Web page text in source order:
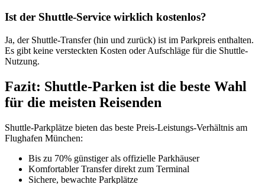
Ist der Shuttle-Service wirklich kostenlos?
Ja, der Shuttle-Transfer (hin und zurück) ist im Parkpreis enthalten.
Es gibt keine versteckten Kosten oder Aufschläge für die Shuttle-
Nutzung.
Fazit: Shuttle-Parken ist die beste Wahl
für die meisten Reisenden
Shuttle-Parkplätze bieten das beste Preis-Leistungs-Verhältnis am
Flughafen München:
Bis zu 70% günstiger als offizielle Parkhäuser
Komfortabler Transfer direkt zum Terminal
Sichere, bewachte Parkplätze